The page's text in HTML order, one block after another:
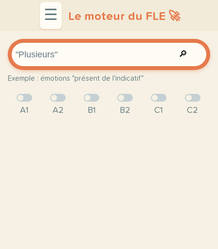
☰ Le moteur du FLE 🚀
🔎
Exemple : émotions "présent de l'indicatif"
A1 A2 B1 B2 C1 C2